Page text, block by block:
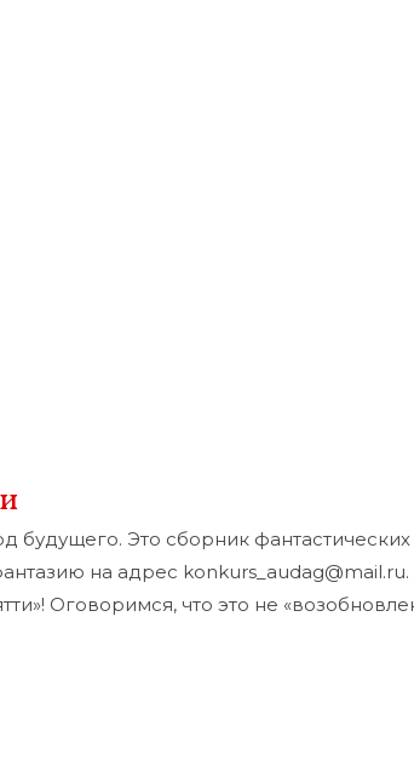
будущего. Это сборник
на адрес
Оговоримся, что это не